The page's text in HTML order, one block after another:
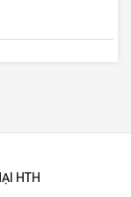
HTH